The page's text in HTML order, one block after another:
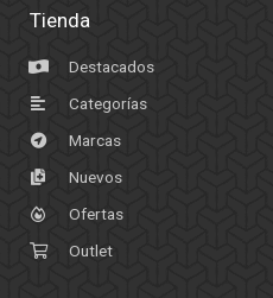
Tienda
Destacados
Categorías
Marcas
Nuevos
Ofertas
Outlet